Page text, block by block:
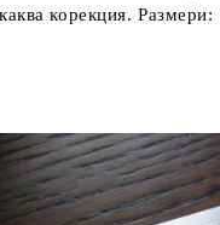
корекция.